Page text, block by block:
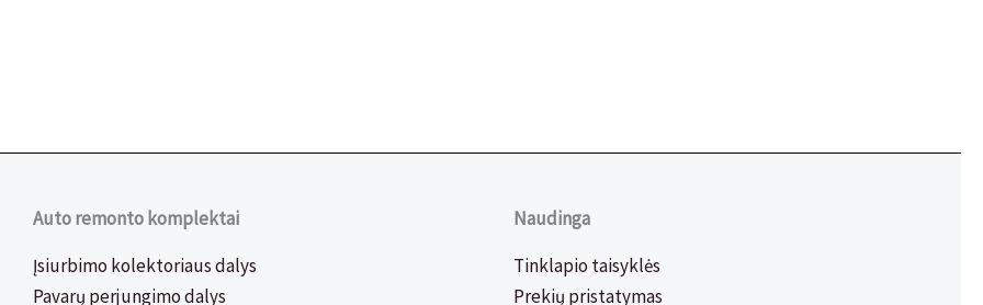
Auto remonto komplektai
Įsiurbimo kolektoriaus dalys
Pavarų perjungimo dalys
Naudinga
Tinklapio taisyklės
Prekių pristatymas